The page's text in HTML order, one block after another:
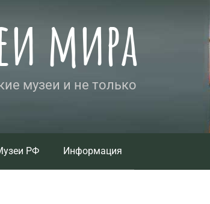
мира
музеи и не только
РФ Информация